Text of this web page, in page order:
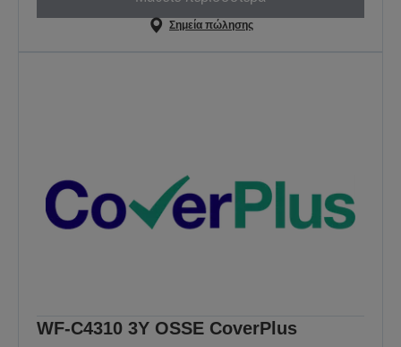
Σημεία πώλησης
WF-C4310 3Y OSSE CoverPlus